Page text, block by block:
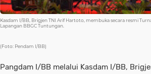
Kasdam I/BB, Brigjen TNI Arif Hartoto, membuka secara resmi
Lapangan BBGC Tuntungan.
(Foto: Pendam I/BB)
Pangdam I/BB melalui Kasdam I/BB,